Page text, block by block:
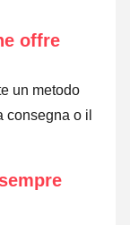
offre
un metodo
consegna o il